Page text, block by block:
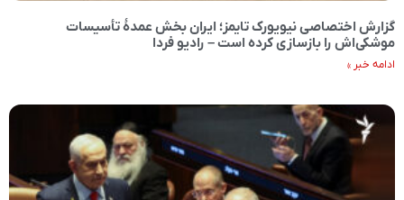
گزارش اختصاصی نیویورک تایمز؛ ایران بخش عمدۀ تأسیسات
موشکی‌اش را بازسازی کرده است – رادیو فردا
ادامه خبر »